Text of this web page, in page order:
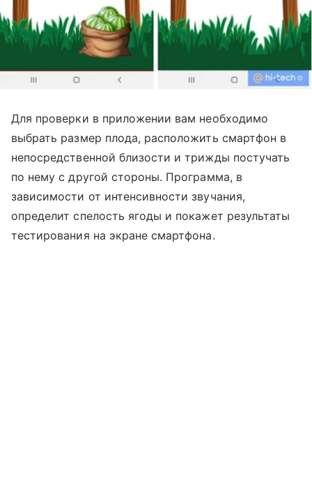
Для проверки в приложении вам необходимо
выбрать размер плода, расположить смартфон в
непосредственной близости и трижды постучать
по нему с другой стороны. Программа, в
зависимости от интенсивности звучания,
определит спелость ягоды и покажет результаты
тестирования на экране смартфона.